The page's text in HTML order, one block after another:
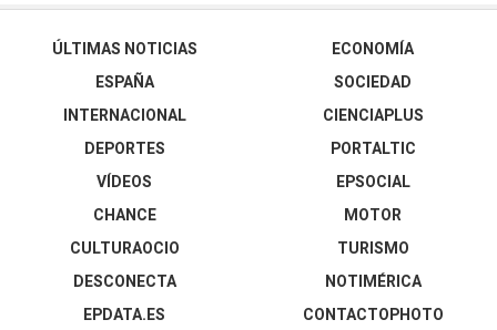
ÚLTIMAS NOTICIAS
ESPAÑA
INTERNACIONAL
DEPORTES
VÍDEOS
ECONOMÍA
SOCIEDAD
CIENCIAPLUS
PORTALTIC
EPSOCIAL
CHANCE
CULTURAOCIO
DESCONECTA
EPDATA.ES
MOTOR
TURISMO
NOTIMÉRICA
CONTACTOPHOTO